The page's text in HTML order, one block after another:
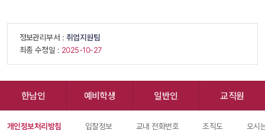
정보관리부서 : 취업지원팀
최종 수정일 : 2025-10-27
한남인 예비학생 일반인 교직원
개인정보처리방침 입찰정보 교내 전화번호 조직도 오시